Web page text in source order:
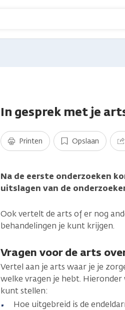
In gesprek met je
Printen Opslaan
Na de eerste onderzoeken
uitslagen van de
Ook vertelt de arts of er nog
behandelingen je kunt krijgen.
Vragen voor de arts
Vertel aan je arts waar je je
welke vragen je hebt.
kunt stellen:
Hoe uitgebreid is de